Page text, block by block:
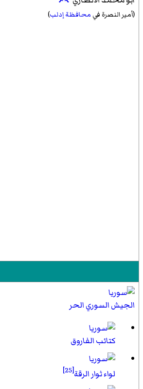
(أمير النصرة في محافظة إدلب)
الجيش السوري الحر
كتائب الفاروق
لواء ثوار الرقة[25]